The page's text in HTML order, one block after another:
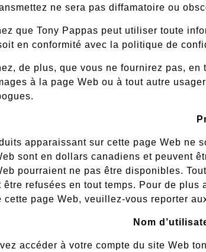
ne sera pas diffamatoire ou
que Tony Pappas peut utiliser toute
en conformité avec la politique de
de plus, que vous ne fournirez pas,
à la page Web ou à tout autre
apparaissant sur cette page Web ne
sont en dollars canadiens et peuvent
pourraient ne pas être disponibles.
être refusées en tout temps. Pour de
cette page Web, veuillez-vous reporter
Nom
accéder à votre compte du site Web